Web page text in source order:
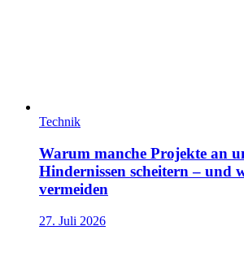
Technik
Warum manche Projekte an
Hindernissen scheitern – und
vermeiden
27. Juli 2026